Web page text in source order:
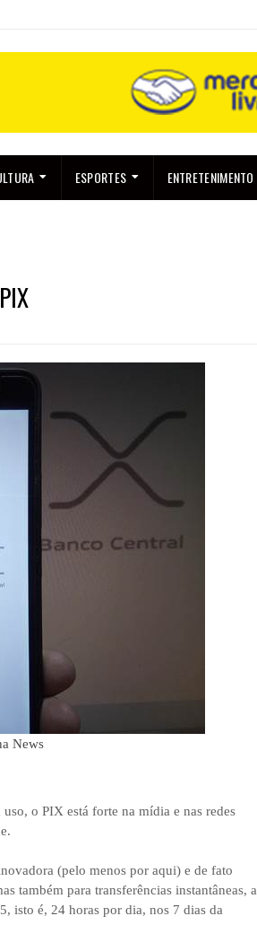
ESPORTES ENTRETENIMENTO
News
o PIX está forte na mídia e nas redes
(pelo menos por aqui) e de fato
também para transferências instantâneas, a
isto é, 24 horas por dia, nos 7 dias da